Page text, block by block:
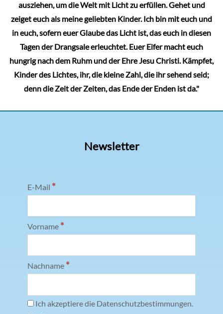
ausziehen, um die Welt mit Licht zu erfüllen. Gehet und
zeiget euch als meine geliebten Kinder. Ich bin mit euch und
in euch, sofern euer Glaube das Licht ist, das euch in diesen
Tagen der Drangsale erleuchtet. Euer Eifer macht euch
hungrig nach dem Ruhm und der Ehre Jesu Christi. Kämpfet,
Kinder des Lichtes, ihr, die kleine Zahl, die ihr sehend seid;
denn die Zeit der Zeiten, das Ende der Enden ist da."
Newsletter
E-Mail *
Vorname *
Nachname *
Ich akzeptiere die Datenschutzbestimmungen.